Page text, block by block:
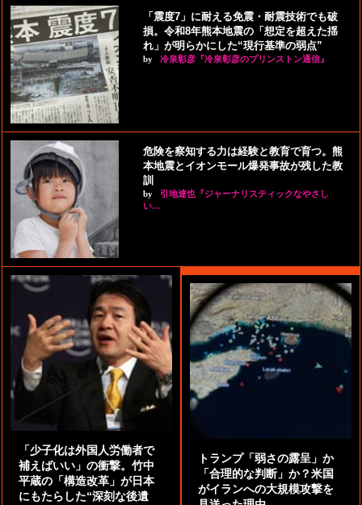
「震度7」に耐える免震・耐震技術でも破
損。令和8年熊本地震の「想定を超えた揺
れ」が明らかにした“現行基準の弱点”
by 冷泉彰彦『冷泉彰彦のプリンストン通信』
危険を察知する力は経験と教育で育つ。熊
本地震とイオンモール爆発事故が残した教
訓
by
引地達也『ジャーナリスティックなやさし
い…
「少子化は外国人労働者で
補えばいい」の衝撃。竹中
平蔵の「構造改革」が日本
にもたらした“深刻な後遺
トランプ「弱さの露呈」か
「合理的な判断」か？米国
がイランへの大規模攻撃を